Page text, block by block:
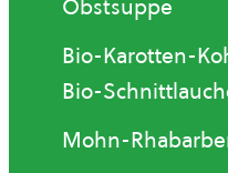
Obstsuppe
Bio-Karotten-
Bio-
Mohn-